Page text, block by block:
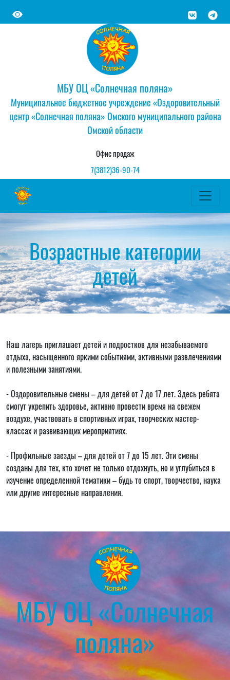
МБУ ОЦ «Солнечная поляна»
Муниципальное бюджетное учреждение «Оздоровительный
центр «Солнечная поляна» Омского муниципального района
Омской области
Офис продаж
7(3812)36-90-74
Возрастные категории
детей
Наш лагерь приглашает детей и подростков для незабываемого
отдыха, насыщенного яркими событиями, активными развлечениями
и полезными занятиями.
- Оздоровительные смены – для детей от 7 до 17 лет. Здесь ребята
смогут укрепить здоровье, активно провести время на свежем
воздухе, участвовать в спортивных играх, творческих мастер-
классах и развивающих мероприятиях.
- Профильные заезды – для детей от 7 до 15 лет. Эти смены
созданы для тех, кто хочет не только отдохнуть, но и углубиться в
изучение определенной тематики – будь то спорт, творчество, наука
или другие интересные направления.
МБУ ОЦ «Солнечная
поляна»